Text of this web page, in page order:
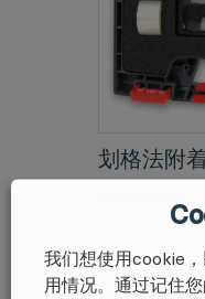
划格法附
我们想使用cookie
用情况。通过记住